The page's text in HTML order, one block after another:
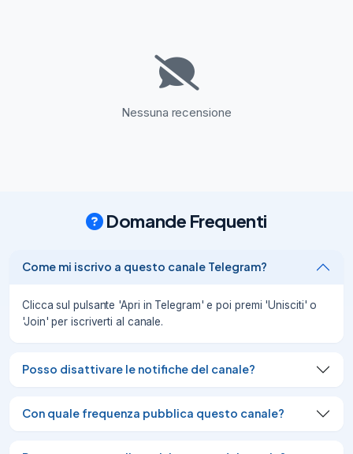
Potrebbe non essere “stress”.
•
Perché nel 2026 è sempre più comune
•
⚙️
(10 minuti,
09/07/26 574
🌿
Hai gli oli essenziali. Ma sai davvero cosa
Nessuna recensione
Domande Frequenti
Come mi iscrivo a questo canale Telegram?
Clicca sul pulsante 'Apri in Telegram' e poi premi 'Unisciti' o
'Join' per iscriverti al canale.
Posso disattivare le notifiche del canale?
Con quale frequenza pubblica questo canale?